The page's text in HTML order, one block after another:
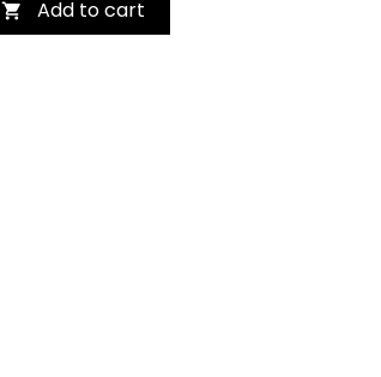
 Add to cart